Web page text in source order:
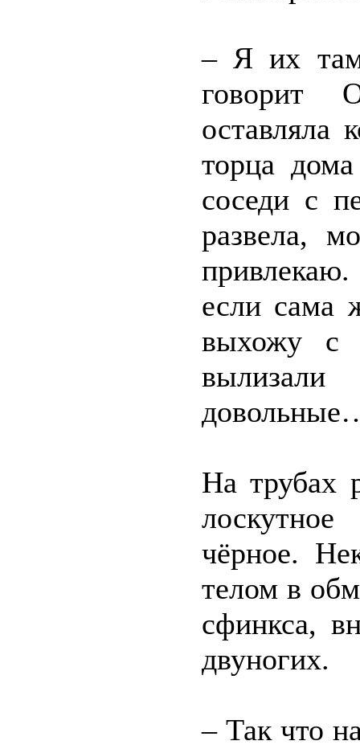
– Я их
говорит
оставляла
торца
соседи с
развела,
если сама
выхожу с
На трубах
чёрное.
телом в
сфинкса,
двуногих.
– Так что